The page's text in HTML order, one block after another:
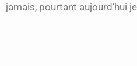
jamais, pourtant aujourd’hui